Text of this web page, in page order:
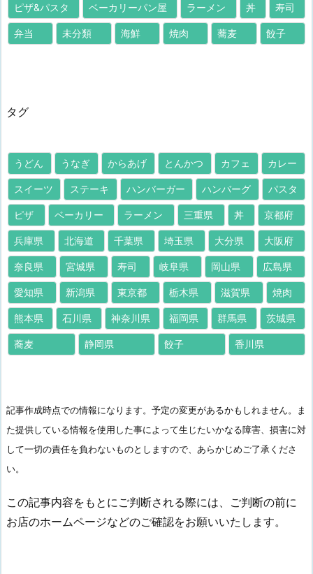
ピザ&パスタ ベーカリーパン屋 ラーメン 丼 寿司
弁当 未分類 海鮮 焼肉 蕎麦 餃子
タグ
うどん うなぎ からあげ とんかつ カフェ カレー
スイーツ ステーキ ハンバーガー ハンバーグ パスタ
ピザ ベーカリー ラーメン 三重県 丼 京都府
兵庫県 北海道 千葉県 埼玉県 大分県 大阪府
奈良県 宮城県 寿司 岐阜県 岡山県 広島県
愛知県 新潟県 東京都 栃木県 滋賀県 焼肉
熊本県 石川県 神奈川県 福岡県 群馬県 茨城県
蕎麦 静岡県 餃子 香川県
記事作成時点での情報になります。予定の変更があるかもしれません。ま
た提供している情報を使用した事によって生じたいかなる障害、損害に対
して一切の責任を負わないものとしますので、あらかじめご了承くださ
い。
この記事内容をもとにご判断される際には、ご判断の前に
お店のホームページなどのご確認をお願いいたします。